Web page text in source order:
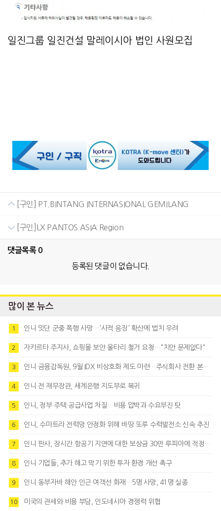
일진그룹 일진건설 말레이시아 법인 사원모집
[구인] PT.BINTANG INTERNASIONAL GEMILANG
[구인]LX PANTOS ASIA Region
댓글목록 0
등록된 댓글이 없습니다.
많이 본 뉴스
1 인니 잇단 군중 폭행 사망…'사적 응징' 확산에 법치 우려
2 자카르타 주지사, 쇼핑몰 보안 울타리 철거 요청…"치안 문제없다"
3 인니 금융감독원, 9월 IDX 비상호화 제도 마련…주식회사 전환 본격화
4 인니 전 재무장관, 세계은행 지도부로 복귀
5 인니, 정부 주택 공급사업 차질…비용 압박과 수요부진 탓
6 인니, 수마트라 전력망 안정화 위해 바땅 또루 수력발전소 신속 추진
7 인니 판사, 장시간 항공기 지연에 대한 보상금 30만 루피아에 적정성 제기
8 인니 기업들, 추가 해고 막기 위한 투자 환경 개선 촉구
9 인니 동부자바 해안 인근 여객선 화재…5명 사망, 41명 실종
10 미국의 관세와 비용 부담, 인도네시아 경쟁력 위협